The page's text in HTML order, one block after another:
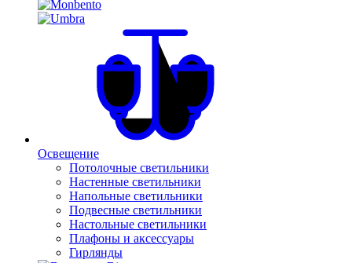
Освещение
Потолочные светильники
Настенные светильники
Напольные светильники
Подвесные светильники
Настольные светильники
Плафоны и аксессуары
Гирлянды